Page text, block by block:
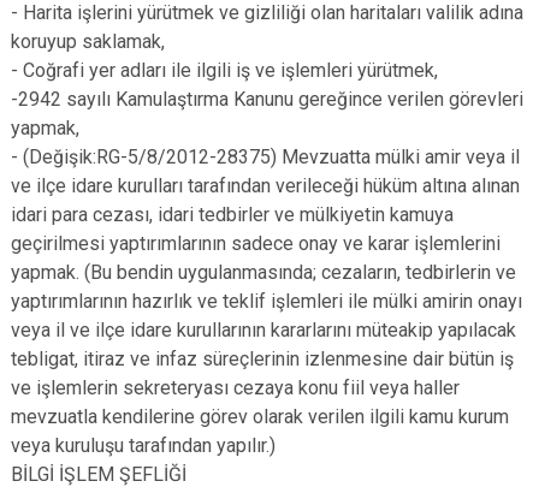
- Harita işlerini yürütmek ve gizliliği olan haritaları valilik adına
koruyup saklamak,
- Coğrafi yer adları ile ilgili iş ve işlemleri yürütmek,
-2942 sayılı Kamulaştırma Kanunu gereğince verilen görevleri
yapmak,
- (Değişik:RG-5/8/2012-28375) Mevzuatta mülki amir veya il
ve ilçe idare kurulları tarafından verileceği hüküm altına alınan
idari para cezası, idari tedbirler ve mülkiyetin kamuya
geçirilmesi yaptırımlarının sadece onay ve karar işlemlerini
yapmak. (Bu bendin uygulanmasında; cezaların, tedbirlerin ve
yaptırımlarının hazırlık ve teklif işlemleri ile mülki amirin onayı
veya il ve ilçe idare kurullarının kararlarını müteakip yapılacak
tebligat, itiraz ve infaz süreçlerinin izlenmesine dair bütün iş
ve işlemlerin sekreteryası cezaya konu fiil veya haller
mevzuatla kendilerine görev olarak verilen ilgili kamu kurum
veya kuruluşu tarafından yapılır.)
BİLGİ İŞLEM ŞEFLİĞİ